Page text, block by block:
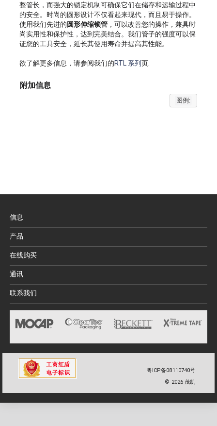
整管长，而强大的锁定机制可确保它们在储存和运输过程中
的安全。时尚的圆形设计不仅看起来现代，而且易于操作。
使用我们先进的圆形伸缩锁管 ，可以改善您的操作，兼具时
尚实用性和保护性，达到完美结合。我们管子的强度可以保
证您的工具安全，延长其使用寿命并提高其性能。
欲了解更多信息，请参阅我们的RTL 系列页.
附加信息
图例:
信息
产品
在线购买
通讯
联系我们
粤ICP备08110740号
© 2026 茂凯